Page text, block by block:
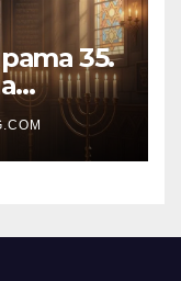
35.